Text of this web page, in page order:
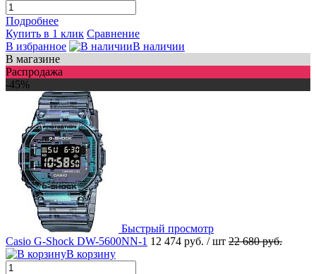
Подробнее
Купить в 1 клик Сравнение
В избранное
В наличии
В магазине
Распродажа
-45%
Быстрый просмотр
Casio G-Shock DW-5600NN-1 12 474 руб. / шт 22 680 руб.
В корзину